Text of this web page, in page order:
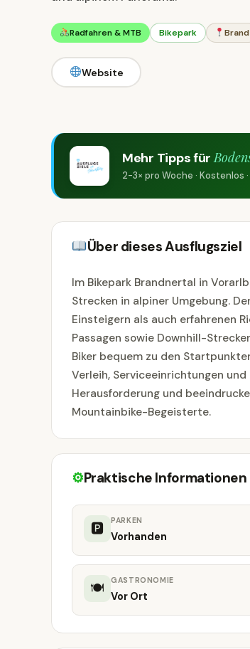
Radfahren & MTB Bikepark Brand
Website
Mehr Tipps für
2-3× pro Woche · Kostenlos
Über dieses Ausflugsziel
Im Bikepark Brandnertal in
Strecken in alpiner Umgebung.
Einsteigern als auch erfahrenen
Passagen sowie Downhill-
Biker bequem zu den
Verleih, Serviceeinrichtungen
Herausforderung und
Mountainbike-Begeisterte.
⚙Praktische Informationen
🅿 PARKEN
Vorhanden
🍽 GASTRONOMIE
Vor Ort